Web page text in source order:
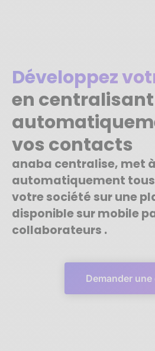
Développez
en centralisant
vos contacts
anaba centralise, met
automatiquement
votre société sur une
disponible sur mobile
collaborateurs .
Demander une